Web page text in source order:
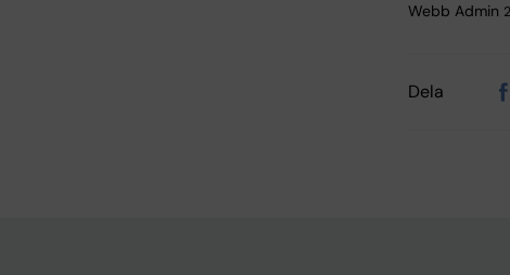
Webb Admin
Dela